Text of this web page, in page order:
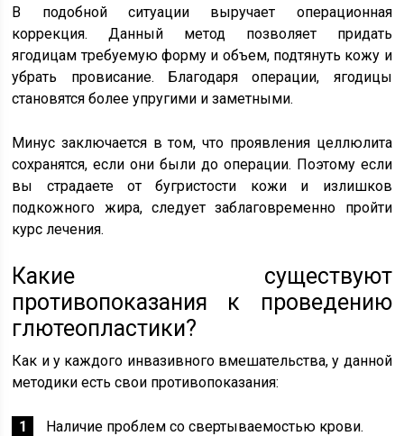
В подобной ситуации выручает операционная
коррекция. Данный метод позволяет придать
ягодицам требуемую форму и объем, подтянуть кожу и
убрать провисание. Благодаря операции, ягодицы
становятся более упругими и заметными.
Минус заключается в том, что проявления целлюлита
сохранятся, если они были до операции. Поэтому если
вы страдаете от бугристости кожи и излишков
подкожного жира, следует заблаговременно пройти
курс лечения.
Какие существуют
противопоказания к проведению
глютеопластики?
Как и у каждого инвазивного вмешательства, у данной
методики есть свои противопоказания:
Наличие проблем со свертываемостью крови.